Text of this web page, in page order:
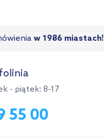
w 1986 miastach!
- piątek: 8-17
55 00